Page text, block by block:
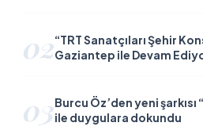
02“TRT Sanatçıları Şehir
Gaziantep ile Devam
03Burcu Öz’den yeni şarkısı
ile duygulara dokundu